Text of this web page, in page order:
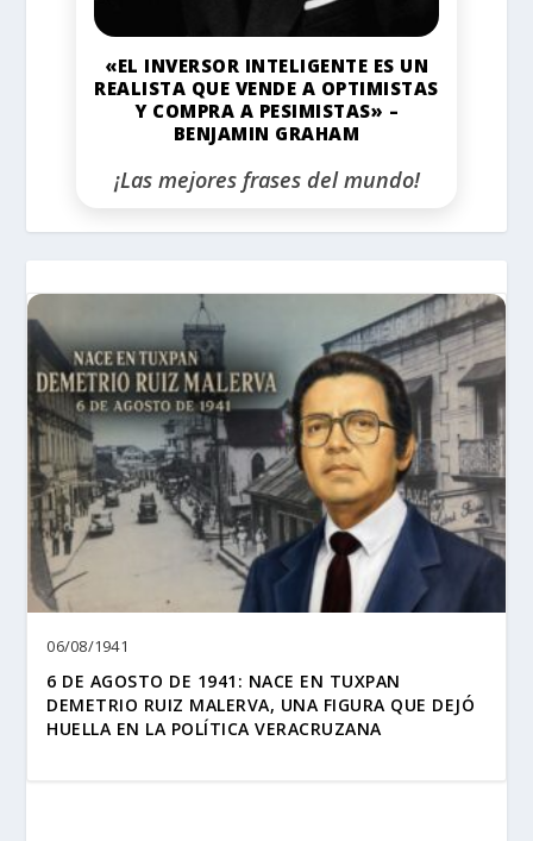
«EL INVERSOR INTELIGENTE ES UN
REALISTA QUE VENDE A OPTIMISTAS
Y COMPRA A PESIMISTAS» –
BENJAMIN GRAHAM
¡Las mejores frases del mundo!
06/08/1941
6 DE AGOSTO DE 1941: NACE EN TUXPAN
DEMETRIO RUIZ MALERVA, UNA FIGURA QUE DEJÓ
HUELLA EN LA POLÍTICA VERACRUZANA